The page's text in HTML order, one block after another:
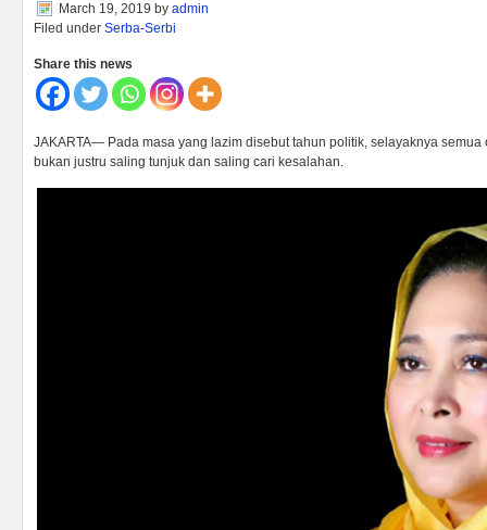
March 19, 2019 by admin
Filed under Serba-Serbi
Share this news
JAKARTA— Pada masa yang lazim disebut tahun politik, selayaknya
bukan justru saling tunjuk dan saling cari kesalahan.